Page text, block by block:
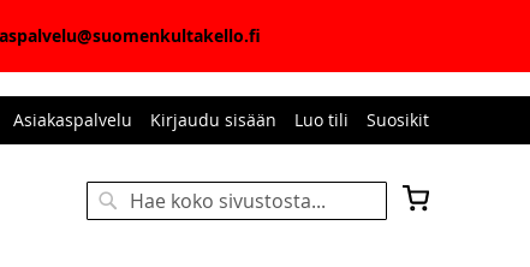
Asiakaspalvelu Kirjaudu sisään Luo tili Suosikit
Ostoskori
Haku